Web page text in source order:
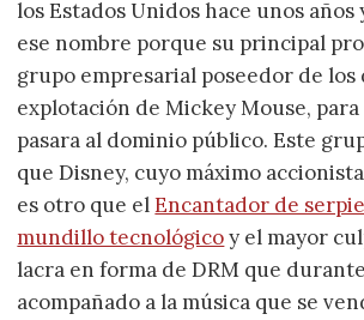
los Estados Unidos hace unos
ese nombre porque su principal
grupo empresarial poseedor de los
explotación de Mickey Mouse,
pasara al dominio público. Este
que Disney, cuyo máximo
es otro que elEncantador de
mundillo tecnológicoy el mayor
lacra en forma de DRM que
acompañado a la música que se